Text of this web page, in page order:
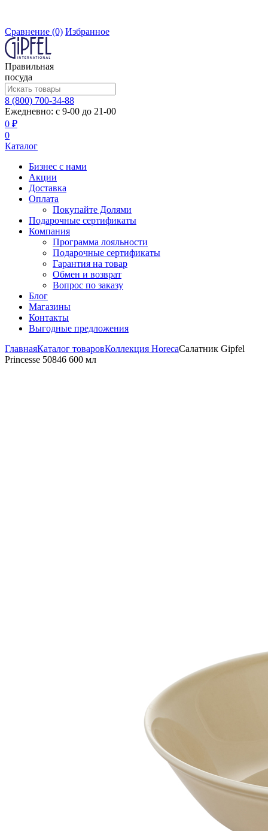
Сравнение (0) Избранное
Правильная
посуда
8 (800) 700-34-88
Ежедневно: с 9-00 до 21-00
0 ₽
0
Каталог
Бизнес с нами
Акции
Доставка
Оплата
Покупайте Долями
Подарочные сертификаты
Компания
Программа лояльности
Подарочные сертификаты
Гарантия на товар
Обмен и возврат
Вопрос по заказу
Блог
Магазины
Контакты
Выгодные предложения
ГлавнаяКаталог товаровКоллекция HorecaСалатник Gipfel
Princesse 50846 600 мл